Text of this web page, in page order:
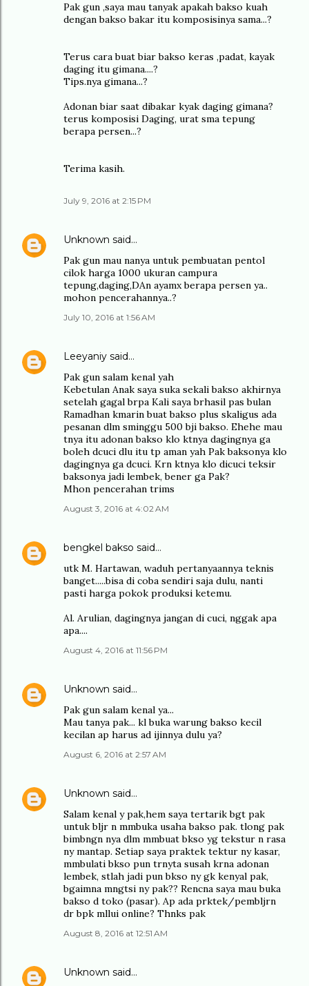
Pak gun ,saya mau tanyak apakah bakso kuah
dengan bakso bakar itu komposisinya sama...?
Terus cara buat biar bakso keras ,padat, kayak
daging itu gimana....?
Tips.nya gimana...?
Adonan biar saat dibakar kyak daging gimana?
terus komposisi Daging, urat sma tepung
berapa persen...?
Terima kasih.
July 9, 2016 at 2:15 PM
Unknown said…
Pak gun mau nanya untuk pembuatan pentol
cilok harga 1000 ukuran campura
tepung,daging,DAn ayamx berapa persen ya..
mohon pencerahannya..?
July 10, 2016 at 1:56 AM
Leeyaniy said…
Pak gun salam kenal yah
Kebetulan Anak saya suka sekali bakso akhirnya
setelah gagal brpa Kali saya brhasil pas bulan
Ramadhan kmarin buat bakso plus skaligus ada
pesanan dlm sminggu 500 bji bakso. Ehehe mau
tnya itu adonan bakso klo ktnya dagingnya ga
boleh dcuci dlu itu tp aman yah Pak baksonya klo
dagingnya ga dcuci. Krn ktnya klo dicuci teksir
baksonya jadi lembek, bener ga Pak?
Mhon pencerahan trims
August 3, 2016 at 4:02 AM
bengkel bakso said…
utk M. Hartawan, waduh pertanyaannya teknis
banget.....bisa di coba sendiri saja dulu, nanti
pasti harga pokok produksi ketemu.
Al. Arulian, dagingnya jangan di cuci, nggak apa
apa....
August 4, 2016 at 11:56 PM
Unknown said…
Pak gun salam kenal ya...
Mau tanya pak... kl buka warung bakso kecil
kecilan ap harus ad ijinnya dulu ya?
August 6, 2016 at 2:57 AM
Unknown said…
Salam kenal y pak,hem saya tertarik bgt pak
untuk bljr n mmbuka usaha bakso pak. tlong pak
bimbngn nya dlm mmbuat bkso yg tekstur n rasa
ny mantap. Setiap saya praktek tektur ny kasar,
mmbulati bkso pun trnyta susah krna adonan
lembek, stlah jadi pun bkso ny gk kenyal pak,
bgaimna mngtsi ny pak?? Rencna saya mau buka
bakso d toko (pasar). Ap ada prktek/pembljrn
dr bpk mllui online? Thnks pak
August 8, 2016 at 12:51 AM
Unknown said…